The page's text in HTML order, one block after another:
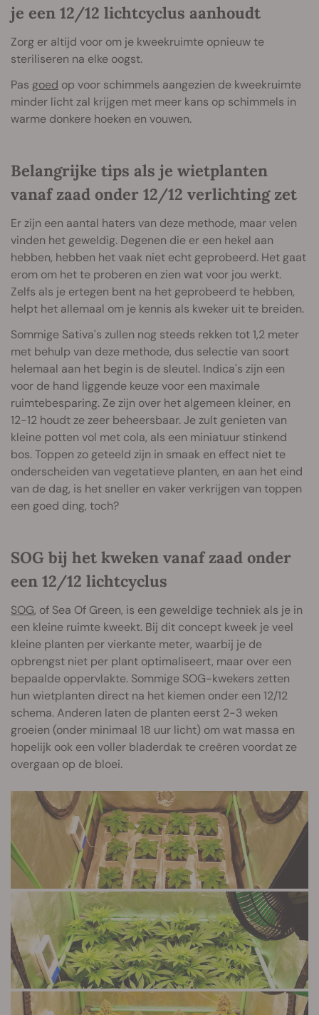
je een 12/12 lichtcyclus aanhoudt
Zorg er altijd voor om je kweekruimte opnieuw te
steriliseren na elke oogst.
Pas goed op voor schimmels aangezien de kweekruimte
minder licht zal krijgen met meer kans op schimmels in
warme donkere hoeken en vouwen.
Belangrijke tips als je wietplanten
vanaf zaad onder 12/12 verlichting zet
Er zijn een aantal haters van deze methode, maar velen
vinden het geweldig. Degenen die er een hekel aan
hebben, hebben het vaak niet echt geprobeerd. Het gaat
erom om het te proberen en zien wat voor jou werkt.
Zelfs als je ertegen bent na het geprobeerd te hebben,
helpt het allemaal om je kennis als kweker uit te breiden.
Sommige Sativa's zullen nog steeds rekken tot 1,2 meter
met behulp van deze methode, dus selectie van soort
helemaal aan het begin is de sleutel. Indica's zijn een
voor de hand liggende keuze voor een maximale
ruimtebesparing. Ze zijn over het algemeen kleiner, en
12-12 houdt ze zeer beheersbaar. Je zult genieten van
kleine potten vol met cola, als een miniatuur stinkend
bos. Toppen zo geteeld zijn in smaak en effect niet te
onderscheiden van vegetatieve planten, en aan het eind
van de dag, is het sneller en vaker verkrijgen van toppen
een goed ding, toch?
SOG bij het kweken vanaf zaad onder
een 12/12 lichtcyclus
SOG, of Sea Of Green, is een geweldige techniek als je in
een kleine ruimte kweekt. Bij dit concept kweek je veel
kleine planten per vierkante meter, waarbij je de
opbrengst niet per plant optimaliseert, maar over een
bepaalde oppervlakte. Sommige SOG-kwekers zetten
hun wietplanten direct na het kiemen onder een 12/12
schema. Anderen laten de planten eerst 2-3 weken
groeien (onder minimaal 18 uur licht) om wat massa en
hopelijk ook een voller bladerdak te creëren voordat ze
overgaan op de bloei.